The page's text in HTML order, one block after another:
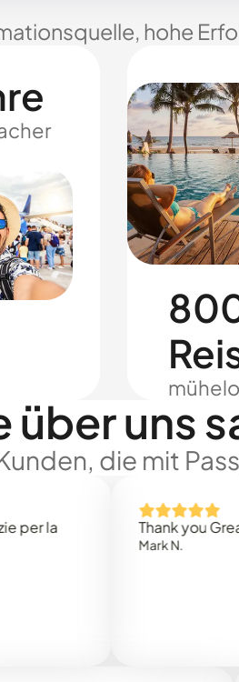
hohe
über uns
die mit
Thank you Great